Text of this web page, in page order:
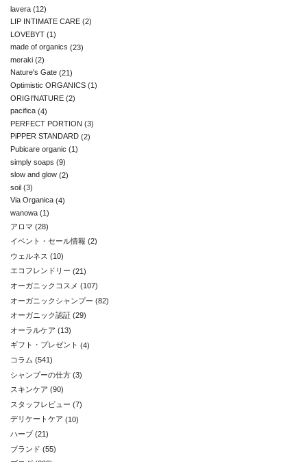
lavera (12)
LIP INTIMATE CARE (2)
LOVEBYT (1)
made of organics (23)
meraki (2)
Nature's Gate (21)
Optimistic ORGANICS (1)
ORIGI'NATURE (2)
pacifica (4)
PERFECT PORTION (3)
PiPPER STANDARD (2)
Pubicare organic (1)
simply soaps (9)
slow and glow (2)
soil (3)
Via Organica (4)
wanowa (1)
アロマ (28)
イベント・セール情報 (2)
ウェルネス (10)
エコフレンドリー (21)
オーガニックコスメ (107)
オーガニックシャンプー (82)
オーガニック認証 (29)
オーラルケア (13)
ギフト・プレゼント (4)
コラム (541)
シャンプーの仕方 (3)
スキンケア (90)
スタッフレビュー (7)
デリケートケア (10)
ハーブ (21)
ブランド (55)